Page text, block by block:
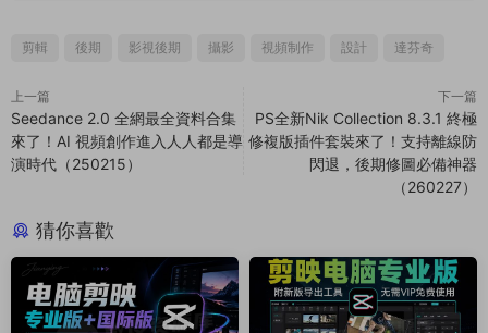
剪輯 後期 影視後期 攝影 視頻制作 設計 達芬奇
上一篇
Seedance 2.0 全網最全資料合集
來了！AI 視頻創作進入人人都是導
演時代（250215）
下一篇
PS全新Nik Collection 8.3.1 終極
修複版插件套裝來了！支持離線防
閃退，後期修圖必備神器
（260227）
猜你喜歡